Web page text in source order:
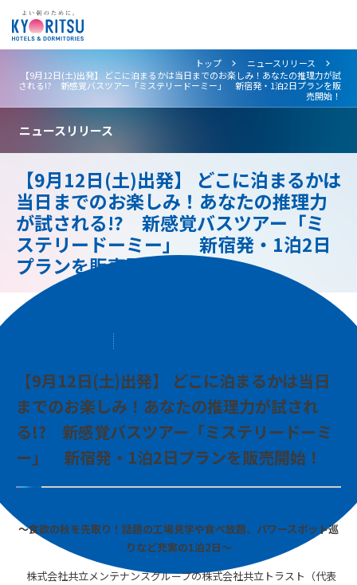
トップ >
ニュースリリース
【9月12日(土)出発】 どこに泊まるかは当日までのお楽しみ！あなたの推理力が試
される!? 新感覚バスツアー「ミステリードーミー」 新宿発・1泊2日プランを販
売開始！
ニュースリリース
【9月12日(土)出発】 どこに泊まるかは
当日までのお楽しみ！あなたの推理力
が試される!? 新感覚バスツアー「ミ
ステリードーミー」 新宿発・1泊2日
プランを販売開始！
【9月12日(土)出発】 どこに泊まるかは当日
までのお楽しみ！あなたの推理力が試され
る!? 新感覚バスツアー「ミステリードーミ
ー」 新宿発・1泊2日プランを販売開始！
〜食欲の秋を先取り！話題の工場見学や食べ放題、パワースポット巡
りなど充実の1泊2日〜
株式会社共立メンテナンスグループの株式会社共立トラスト（代表